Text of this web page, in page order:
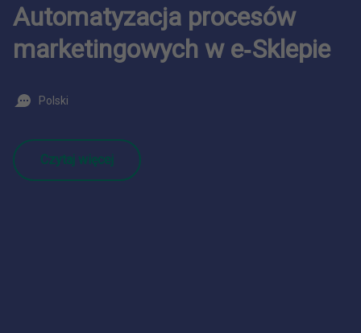
Automatyzacja procesów
marketingowych w e‑Sklepie
Polski
Czytaj więcej